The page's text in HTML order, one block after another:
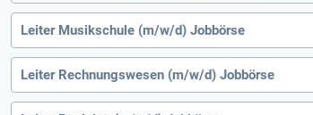
Leiter Musikschule (m/w/d) Jobbörse
Leiter Rechnungswesen (m/w/d) Jobbörse